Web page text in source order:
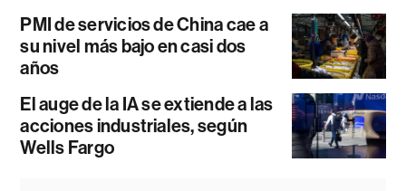
PMI de servicios de China cae a
su nivel más bajo en casi dos
años
El auge de la IA se extiende a las
acciones industriales, según
Wells Fargo